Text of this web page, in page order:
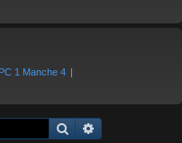
1 Manche 4
Rechercher